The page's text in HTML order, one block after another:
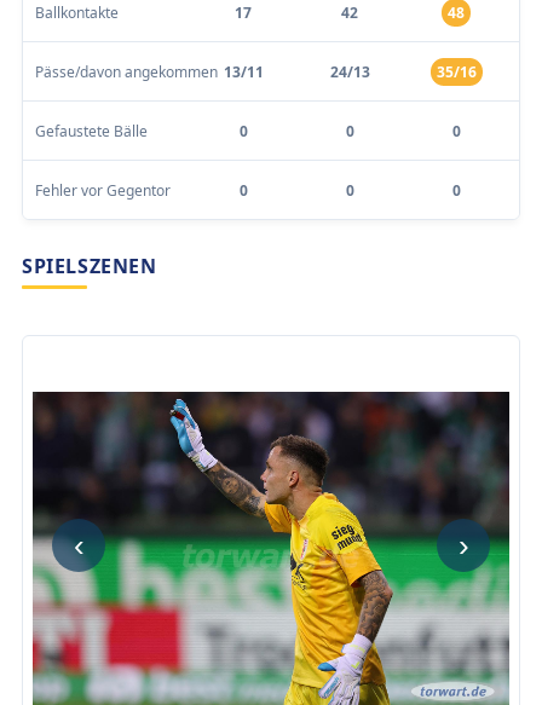
Ballkontakte 17 42 48
Pässe/davon angekommen 13/11 24/13 35/16
Gefaustete Bälle 0 0 0
Fehler vor Gegentor 0 0 0
SPIELSZENEN
‹ ›